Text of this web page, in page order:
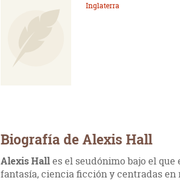
Inglaterra
Biografía de Alexis Hall
Alexis Halles el seudónimo bajo el
fantasía, ciencia ficción y centradas en